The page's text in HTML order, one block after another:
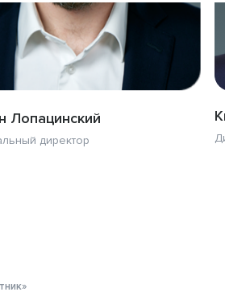
Лопацинский
директор